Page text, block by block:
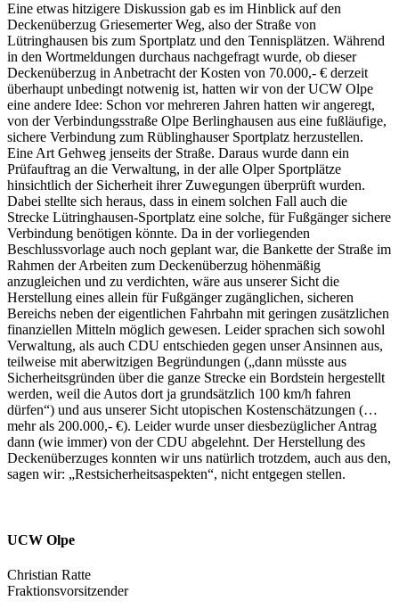
Eine etwas hitzigere Diskussion gab es im Hinblick auf den
Deckenüberzug Griesemerter Weg, also der Straße von
Lütringhausen bis zum Sportplatz und den Tennisplätzen. Während
in den Wortmeldungen durchaus nachgefragt wurde, ob dieser
Deckenüberzug in Anbetracht der Kosten von 70.000,- € derzeit
überhaupt unbedingt notwenig ist, hatten wir von der UCW Olpe
eine andere Idee: Schon vor mehreren Jahren hatten wir angeregt,
von der Verbindungsstraße Olpe Berlinghausen aus eine fußläufige,
sichere Verbindung zum Rüblinghauser Sportplatz herzustellen.
Eine Art Gehweg jenseits der Straße. Daraus wurde dann ein
Prüfauftrag an die Verwaltung, in der alle Olper Sportplätze
hinsichtlich der Sicherheit ihrer Zuwegungen überprüft wurden.
Dabei stellte sich heraus, dass in einem solchen Fall auch die
Strecke Lütringhausen-Sportplatz eine solche, für Fußgänger sichere
Verbindung benötigen könnte. Da in der vorliegenden
Beschlussvorlage auch noch geplant war, die Bankette der Straße im
Rahmen der Arbeiten zum Deckenüberzug höhenmäßig
anzugleichen und zu verdichten, wäre aus unserer Sicht die
Herstellung eines allein für Fußgänger zugänglichen, sicheren
Bereichs neben der eigentlichen Fahrbahn mit geringen zusätzlichen
finanziellen Mitteln möglich gewesen. Leider sprachen sich sowohl
Verwaltung, als auch CDU entschieden gegen unser Ansinnen aus,
teilweise mit aberwitzigen Begründungen („dann müsste aus
Sicherheitsgründen über die ganze Strecke ein Bordstein hergestellt
werden, weil die Autos dort ja grundsätzlich 100 km/h fahren
dürfen“) und aus unserer Sicht utopischen Kostenschätzungen (…
mehr als 200.000,- €). Leider wurde unser diesbezüglicher Antrag
dann (wie immer) von der CDU abgelehnt. Der Herstellung des
Deckenüberzuges konnten wir uns natürlich trotzdem, auch aus den,
sagen wir: „Restsicherheitsaspekten“, nicht entgegen stellen.
UCW Olpe
Christian Ratte
Fraktionsvorsitzender